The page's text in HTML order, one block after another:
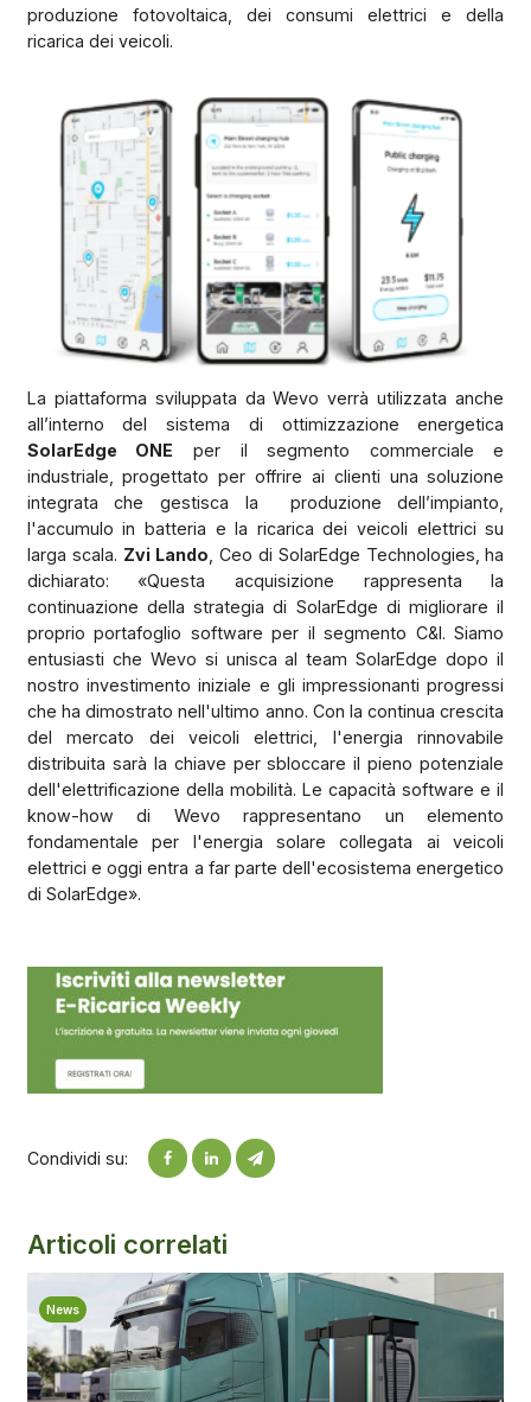
produzione fotovoltaica, dei consumi elettrici e della
ricarica dei veicoli.
La piattaforma sviluppata da Wevo verrà utilizzata anche
all’interno del sistema di ottimizzazione energetica
SolarEdge ONE per il segmento commerciale e
industriale, progettato per offrire ai clienti una soluzione
integrata che gestisca la
produzione dell’impianto,
l'accumulo in batteria e la ricarica dei veicoli elettrici su
larga scala. Zvi Lando , Ceo di SolarEdge Technologies, ha
dichiarato: «Questa acquisizione rappresenta la
continuazione della strategia di SolarEdge di migliorare il
proprio portafoglio software per il segmento C&I. Siamo
entusiasti che Wevo si unisca al team SolarEdge dopo il
nostro investimento iniziale e gli impressionanti progressi
che ha dimostrato nell'ultimo anno. Con la continua crescita
del mercato dei veicoli elettrici, l'energia rinnovabile
distribuita sarà la chiave per sbloccare il pieno potenziale
dell'elettrificazione della mobilità. Le capacità software e il
know-how di Wevo rappresentano un elemento
fondamentale per l'energia solare collegata ai veicoli
elettrici e oggi entra a far parte dell'ecosistema energetico
di SolarEdge».
Condividi su:
Articoli correlati
News